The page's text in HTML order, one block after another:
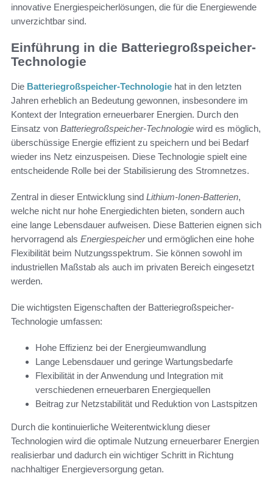
innovative Energiespeicherlösungen, die für die Energiewende
unverzichtbar sind.
Einführung in die Batteriegroßspeicher-
Technologie
Die Batteriegroßspeicher-Technologie hat in den letzten
Jahren erheblich an Bedeutung gewonnen, insbesondere im
Kontext der Integration erneuerbarer Energien. Durch den
Einsatz von Batteriegroßspeicher-Technologie wird es möglich,
überschüssige Energie effizient zu speichern und bei Bedarf
wieder ins Netz einzuspeisen. Diese Technologie spielt eine
entscheidende Rolle bei der Stabilisierung des Stromnetzes.
Zentral in dieser Entwicklung sind Lithium-Ionen-Batterien,
welche nicht nur hohe Energiedichten bieten, sondern auch
eine lange Lebensdauer aufweisen. Diese Batterien eignen sich
hervorragend als Energiespeicherund ermöglichen eine hohe
Flexibilität beim Nutzungsspektrum. Sie können sowohl im
industriellen Maßstab als auch im privaten Bereich eingesetzt
werden.
Die wichtigsten Eigenschaften der Batteriegroßspeicher-
Technologie umfassen:
Hohe Effizienz bei der Energieumwandlung
Lange Lebensdauer und geringe Wartungsbedarfe
Flexibilität in der Anwendung und Integration mit
verschiedenen erneuerbaren Energiequellen
Beitrag zur Netzstabilität und Reduktion von Lastspitzen
Durch die kontinuierliche Weiterentwicklung dieser
Technologien wird die optimale Nutzung erneuerbarer Energien
realisierbar und dadurch ein wichtiger Schritt in Richtung
nachhaltiger Energieversorgung getan.